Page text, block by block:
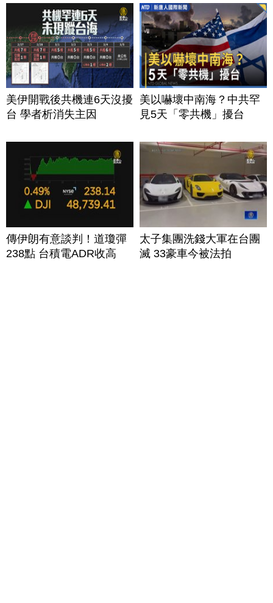
美伊開戰後共機連6天沒擾
台 學者析消失主因
美以嚇壞中南海？中共罕
見5天「零共機」擾台
傳伊朗有意談判！道瓊彈
238點 台積電ADR收高
太子集團洗錢大軍在台團
滅 33豪車今被法拍